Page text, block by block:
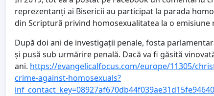
reprezentanți ai Bisericii au participat la parada
din Scriptură privind homosexualitatea la o
După doi ani de investigații penale, fosta
și pusă sub urmărire penală. Dacă va fi găsită
ani. https://evangelicalfocus.com/europe/11305/
crime-against-homosexuals?